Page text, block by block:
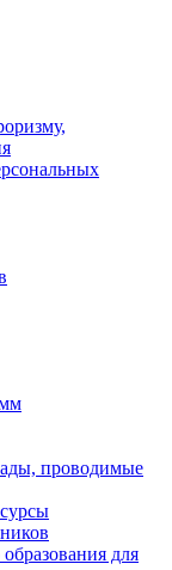
проводимые
для